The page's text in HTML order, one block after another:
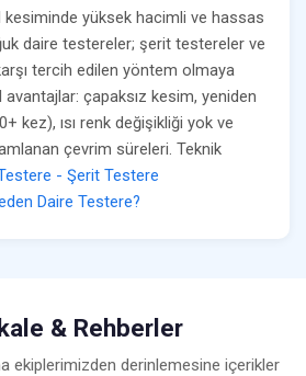
kesiminde yüksek hacimli ve hassas
daire testereler; şerit testereler ve
tercih edilen yöntem olmaya
çapaksız kesim, yeniden
kez), ısı renk değişikliği yok ve
çevrim süreleri. Teknik
- Şerit Testere
Daire Testere?
& Rehberler
ekiplerimizden derinlemesine içerikler